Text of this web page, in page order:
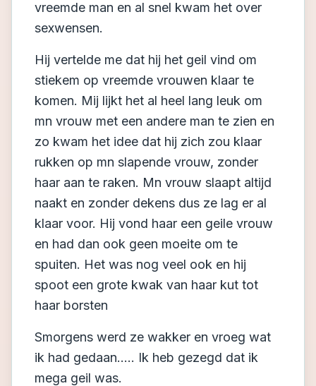
vreemde man en al snel kwam het over
sexwensen.
Hij vertelde me dat hij het geil vind om
stiekem op vreemde vrouwen klaar te
komen. Mij lijkt het al heel lang leuk om
mn vrouw met een andere man te zien en
zo kwam het idee dat hij zich zou klaar
rukken op mn slapende vrouw, zonder
haar aan te raken. Mn vrouw slaapt altijd
naakt en zonder dekens dus ze lag er al
klaar voor. Hij vond haar een geile vrouw
en had dan ook geen moeite om te
spuiten. Het was nog veel ook en hij
spoot een grote kwak van haar kut tot
haar borsten
Smorgens werd ze wakker en vroeg wat
ik had gedaan..... Ik heb gezegd dat ik
mega geil was.